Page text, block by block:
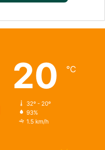
20 ℃
32º - 20º
93%
1.5 km/h